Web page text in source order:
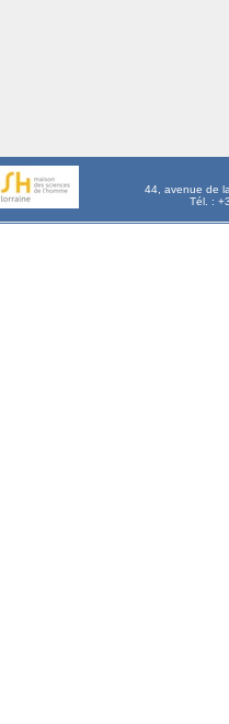
44, avenue de
Tél. :